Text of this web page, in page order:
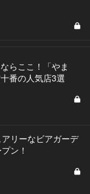
らここ！「やま
番の人気店3選
リーなビアガーデ
ン！